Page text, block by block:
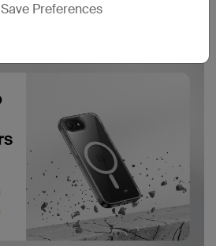
Save Preferences